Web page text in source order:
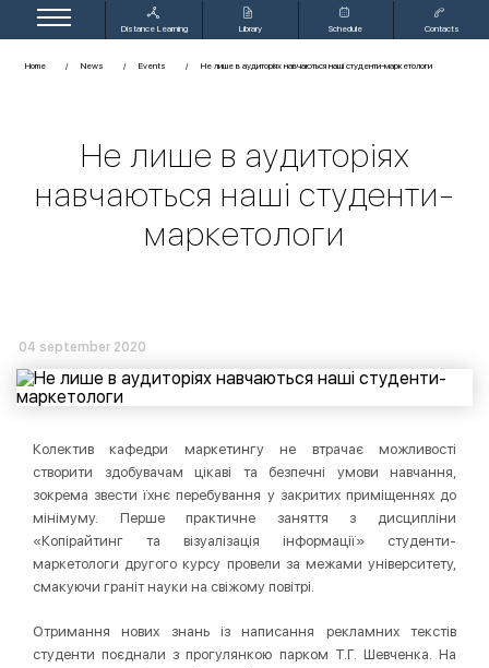
Distance Learning Library Schedule Contacts
Home News Events Не лише в аудиторіях навчаються наші студенти-маркетологи
Не лише в аудиторіях
навчаються наші студенти-
маркетологи
04 september 2020
Колектив кафедри маркетингу не втрачає можливості
створити здобувачам цікаві та безпечні умови навчання,
зокрема звести їхнє перебування у закритих приміщеннях до
мінімуму. Перше практичне заняття з дисципліни
«Копірайтинг та візуалізація інформації» студенти-
маркетологи другого курсу провели за межами університету,
смакуючи граніт науки на свіжому повітрі.
Отримання нових знань із написання рекламних текстів
студенти поєднали з прогулянкою парком Т.Г. Шевченка. На